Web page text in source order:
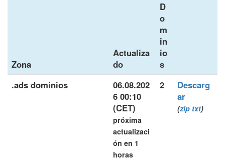
Zona
Actualiza
do
D
o
m
in
io
s
.ads dominios
06.08.202
6 00:10
(CET)
próxima
actualizaci
ón en 1
horas
2
Descarg
ar
(zip txt)